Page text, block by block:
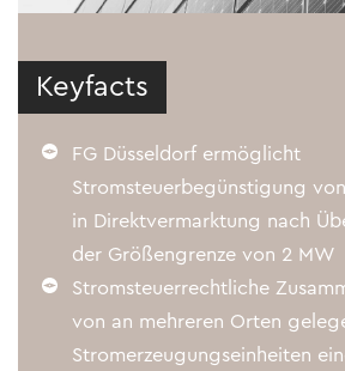
Keyfacts
FG Düsseldorf ermöglicht
Stromsteuerbegünstigung
in Direktvermarktung nach
der Größengrenze von 2 MW
Stromsteuerrechtliche
von an mehreren Orten
Stromerzeugungseinheiten